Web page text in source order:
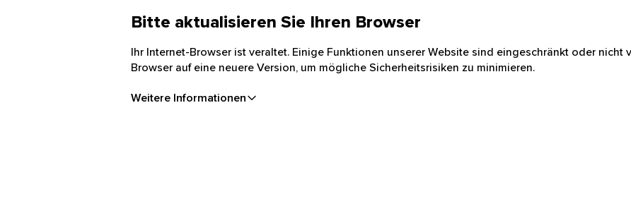
Bitte aktualisieren Sie Ihren Browser
Ihr Internet-Browser ist veraltet. Einige Funktionen unserer Website sind eingeschränkt oder nicht
Browser auf eine neuere Version, um mögliche Sicherheitsrisiken zu minimieren.
Weitere Informationen